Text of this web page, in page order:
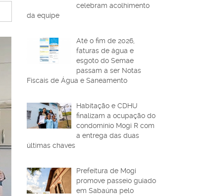
celebram acolhimento
da equipe
Até o fim de 2026,
faturas de água e
esgoto do Semae
passam a ser Notas
Fiscais de Água e Saneamento
Habitação e CDHU
finalizam a ocupação do
condomínio Mogi R com
a entrega das duas
últimas chaves
Prefeitura de Mogi
promove passeio guiado
em Sabaúna pelo